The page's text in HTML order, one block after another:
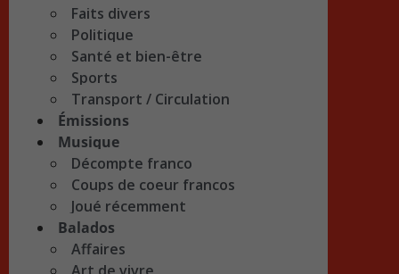
Faits divers
Politique
Santé et bien-être
Sports
Transport / Circulation
Émissions
Musique
Décompte franco
Coups de coeur francos
Joué récemment
Balados
Affaires